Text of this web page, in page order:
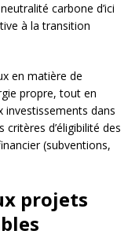
carbone d’ici
à la transition
en matière de
propre, tout en
investissements dans
d’éligibilité des
(subventions,
projets